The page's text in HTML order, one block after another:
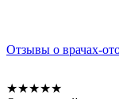
Отзывы о врачах-
★★★★★